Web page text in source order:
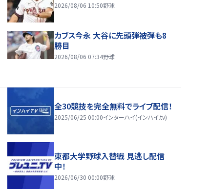
2026/08/06 10:50野球
カブス今永 大谷に先頭弾被弾も8
勝目
2026/08/06 07:34野球
全30競技を完全無料でライブ配信！
2025/06/25 00:00インターハイ(インハイ.tv)
東都大学野球入替戦 見逃し配信
中！
2026/06/30 00:00野球